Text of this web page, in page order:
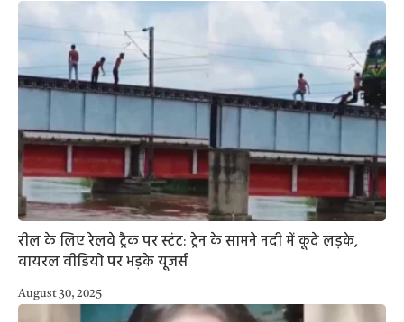
रील के लिए रेलवे ट्रैक पर स्टंट: ट्रेन के सामने नदी में कूदे लड़के,
वायरल वीडियो पर भड़के यूजर्स
August 30, 2025